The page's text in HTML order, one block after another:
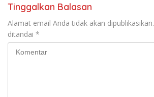
Tinggalkan Balasan
Alamat email Anda tidak akan dipublikasikan.
ditandai *